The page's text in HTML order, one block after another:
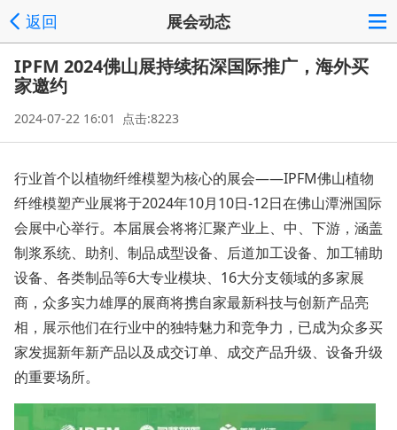
返回 展会动态
IPFM 2024佛山展持续拓深国际推广，海外买
家邀约
2024-07-22 16:01 点击:8223
行业首个以植物纤维模塑为核心的展会——IPFM佛山植物
纤维模塑产业展将于2024年10月10日-12日在佛山潭洲国际
会展中心举行。本届展会将将汇聚产业上、中、下游，涵盖
制浆系统、助剂、制品成型设备、后道加工设备、加工辅助
设备、各类制品等6大专业模块、16大分支领域的多家展
商，众多实力雄厚的展商将携自家最新科技与创新产品亮
相，展示他们在行业中的独特魅力和竞争力，已成为众多买
家发掘新年新产品以及成交订单、成交产品升级、设备升级
的重要场所。